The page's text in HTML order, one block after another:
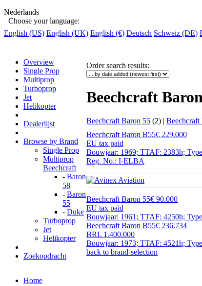
Nederlands
Choose your language:
English (US) English (UK) English (€) Deutsch Schweiz (DE)
Overview
Single Prop
Multiprop
Turboprop
Jet
Helikopter
Dealerlijst
Browse by Brand
Single Prop
Multiprop
Beechcraft
- Baron
58
- Baron
55
- Duke
Turboprop
Jet
Helikopter
Zoekopdracht
Order search results:
Beechcraft
Beechcraft Baron 55 (2) |
Beechcraft Baron B55€ 229.000
EU tax paid
Bouwjaar: 1969; TTAF: 2383h;
Reg. No.: I-ELBA
Beechcraft Baron 55€ 90.000
EU tax paid
Bouwjaar: 1961; TTAF: 4250h;
Beechcraft Baron B55€ 236.734
BRL 1.400.000
Bouwjaar: 1973; TTAF: 4521h;
back to brand-selection
Home